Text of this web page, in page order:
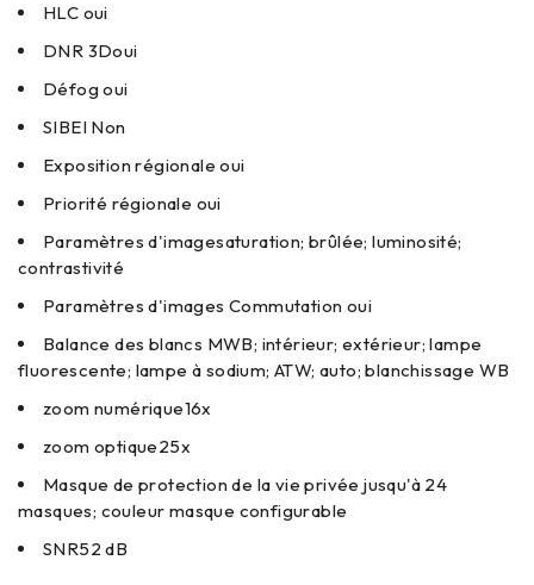
HLC oui
DNR 3Doui
Défogoui
SIBEI Non
Exposition régionaleoui
Priorité régionale oui
Paramètres d'imagesaturation; brûlée; luminosité;
contrastivité
Paramètres d'images Commutation oui
Balance des blancs MWB; intérieur; extérieur; lampe
fluorescente; lampe à sodium; ATW; auto; blanchissage WB
zoom numérique16x
zoom optique25x
Masque de protection de la vie privéejusqu'à 24
masques; couleur masque configurable
SNR52 dB